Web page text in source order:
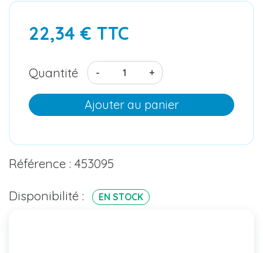
22,34 € TTC
Quantité - +
Ajouter au panier
Référence : 453095
Disponibilité : EN STOCK